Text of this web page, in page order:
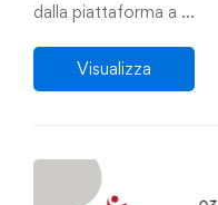
dalla piattaforma a …
Visualizza